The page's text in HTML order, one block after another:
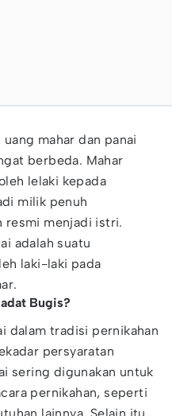
mahar dan panai
berbeda. Mahar
lelaki kepada
milik penuh
resmi menjadi istri.
adalah suatu
laki-laki pada
Bugis?
dalam tradisi pernikahan
persyaratan
sering digunakan untuk
pernikahan, seperti